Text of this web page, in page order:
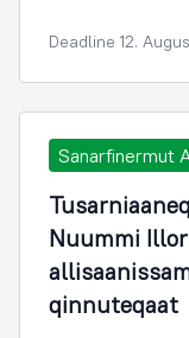
Deadline 12.
Sanarfinermut
Nuummi
qinnuteqaat